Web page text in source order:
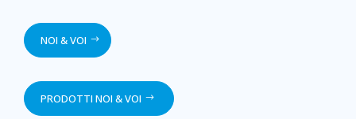
NOI & VOI
PRODOTTI NOI & VOI